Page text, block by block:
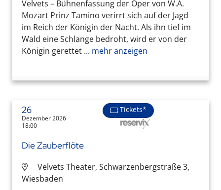
Velvets – Bühnenfassung der Oper von W.A.
Mozart Prinz Tamino verirrt sich auf der Jagd
im Reich der Königin der Nacht. Als ihn tief im
Wald eine Schlange bedroht, wird er von der
Königin gerettet ... mehr anzeigen
26
Dezember 2026
18:00
Tickets*
Die Zauberflöte
Velvets Theater, Schwarzenbergstraße 3,
Wiesbaden